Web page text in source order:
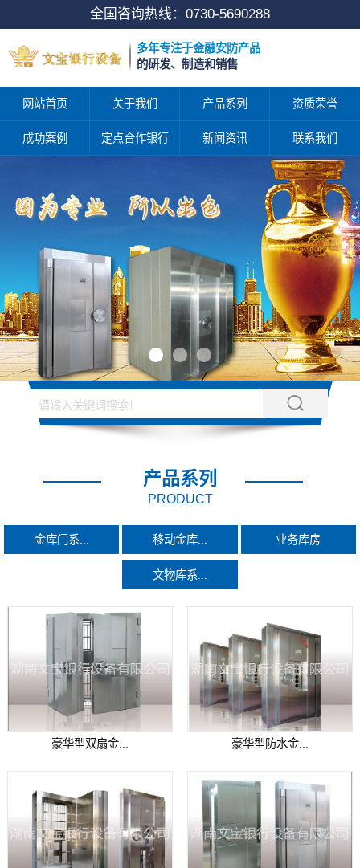
全国咨询热线： 0730-5690288
多年专注于金融安防产品
的研发、制造和销售
网站首页 关于我们 产品系列 资质荣誉
成功案例 定点合作银行 新闻资讯 联系我们
产品系列
PRODUCT
金库门系... 移动金库... 业务库房
文物库系...
豪华型双扇金... 豪华型防水金...